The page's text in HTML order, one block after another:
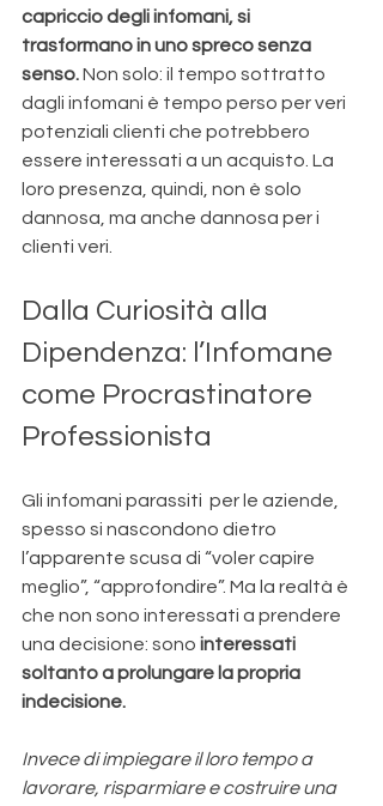
capriccio degli infomani, si
trasformano in uno spreco senza
senso. Non solo: il tempo sottratto
dagli infomani è tempo perso per veri
potenziali clienti che potrebbero
essere interessati a un acquisto. La
loro presenza, quindi, non è solo
dannosa, ma anche dannosa per i
clienti veri.
Dalla Curiosità alla
Dipendenza: l’Infomane
come Procrastinatore
Professionista
Gli infomani parassiti  per le aziende,
spesso si nascondono dietro
l’apparente scusa di “voler capire
meglio”, “approfondire”. Ma la realtà è
che non sono interessati a prendere
una decisione: sono interessati
soltanto a prolungare la propria
indecisione.
Invece di impiegare il loro tempo a
lavorare, risparmiare e costruire una